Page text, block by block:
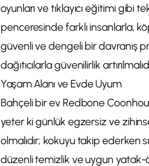
oyunları ve tıklayıcı eğitimi gibi
penceresinde farklı insanlarla,
güvenli ve dengeli bir davranış
dağıtıcılarla güvenilirlik
Yaşam Alanı ve Evde Uyum
Bahçeli bir ev Redbone
yeter ki günlük egzersiz ve
olmalıdır; kokuyu takip ederken
düzenli temizlik ve uygun yatak-